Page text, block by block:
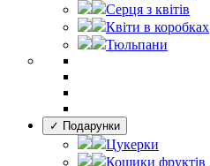
Серця з квітів
Квіти в коробках
Тюльпани
✓ Подарунки
Цукерки
Кошики фруктів